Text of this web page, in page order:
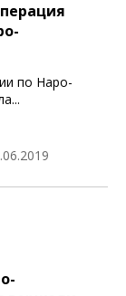
по Наро-
...